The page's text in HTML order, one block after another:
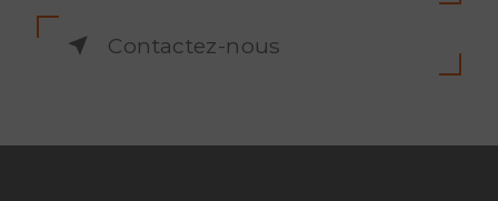
Contactez-nous